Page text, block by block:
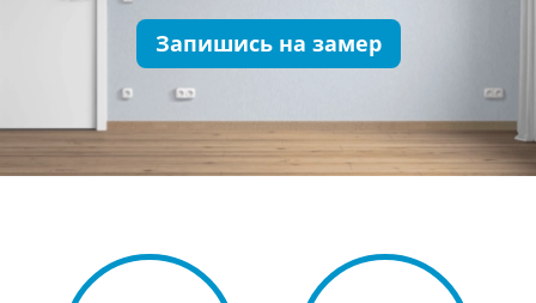
Запишись на замер